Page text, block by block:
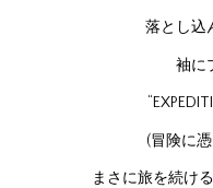
落とし込
袖に
(冒険に憑
まさに旅を続け